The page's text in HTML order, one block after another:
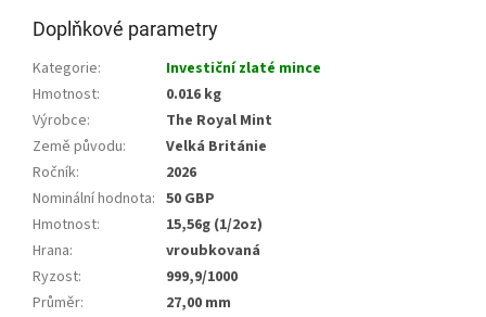
Doplňkové parametry
Kategorie:
Investiční zlaté mince
Hmotnost:
0.016 kg
Výrobce:
The Royal Mint
Země původu:
Velká Británie
Ročník:
2026
Nominální hodnota: 50 GBP
Hmotnost:
15,56g (1/2oz)
Hrana:
vroubkovaná
Ryzost:
999,9/1000
Průměr:
27,00 mm